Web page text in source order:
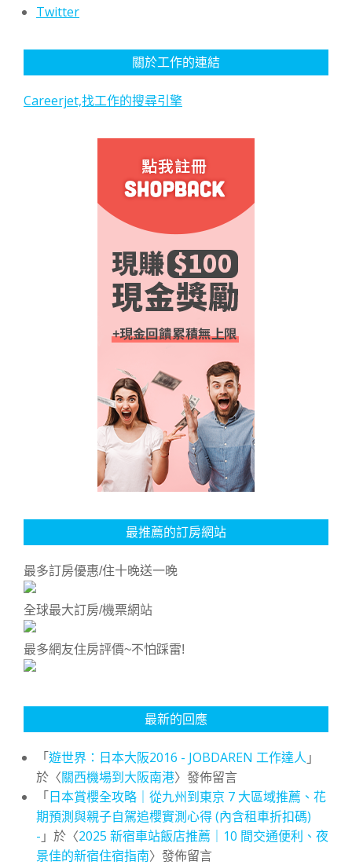
Twitter
關於工作的連結
Careerjet,找工作的搜尋引擎
最推薦的訂房網站
最多訂房優惠/住十晚送一晚
全球最大訂房/機票網站
最多網友住房評價~不怕踩雷!
最新的回應
「遊世界：日本大阪2016 - JOBDAREN 工作達人 」
於〈關西機場到大阪南港〉發佈留言
「日本賞櫻全攻略｜從九州到東京 7 大區域推薦、花
期預測與親子自駕追櫻實測心得 (內含租車折扣碼)
- 」於〈2025 新宿車站飯店推薦｜10 間交通便利、夜
景佳的新宿住宿指南〉發佈留言